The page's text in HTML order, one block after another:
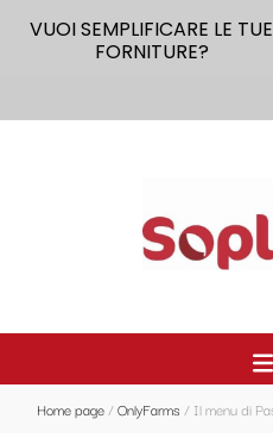
Home page/OnlyFarms / Il menu di
VUOI SEMPLIFICARE LE TUE
FORNITURE?